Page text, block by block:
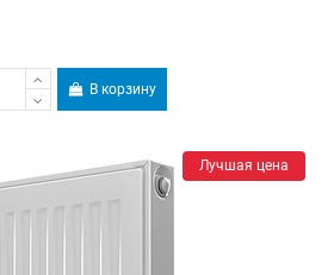
В корзину
Лучшая цена